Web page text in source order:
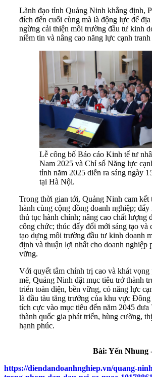
Lãnh đạo tỉnh Quảng Ninh khẳng định,
đích đến cuối cùng mà là động lực để
ngừng cải thiện môi trường đầu tư kinh
niềm tin và nâng cao năng lực cạnh tranh
Lễ công bố Báo cáo Kinh tế tư
Nam 2025 và Chỉ số Năng lực
tỉnh năm 2025 diễn ra sáng ngày
tại Hà Nội.
Trong thời gian tới, Quảng Ninh cam kết
hành cùng cộng đồng doanh nghiệp; đẩy
thủ tục hành chính; nâng cao chất lượng
công chức; thúc đẩy đổi mới sáng tạo và
tạo dựng môi trường đầu tư kinh doanh
định và thuận lợi nhất cho doanh nghiệp
vững.
Với quyết tâm chính trị cao và khát vọng
mẽ, Quảng Ninh đặt mục tiêu trở thành
triển toàn diện, bền vững, có năng lực
là đầu tàu tăng trưởng của khu vực
tích cực vào mục tiêu đến năm 2045
thành quốc gia phát triển, hùng cường,
hạnh phúc.
Bài: Yến Nhung
https://diendandoanhnghiep.vn/quang-